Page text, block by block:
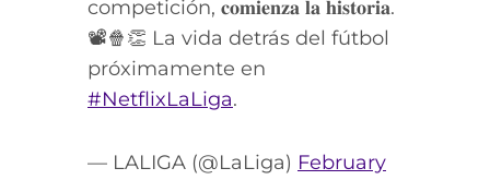
MG
CRUZEIRO
competición, 𝐜𝐨𝐦𝐢𝐞𝐧𝐳𝐚 𝐥𝐚 𝐡𝐢𝐬𝐭𝐨𝐫𝐢𝐚.
📽🍿👏 La vida detrás del fútbol
próximamente en
#NetflixLaLiga.
— LALIGA (@LaLiga) February